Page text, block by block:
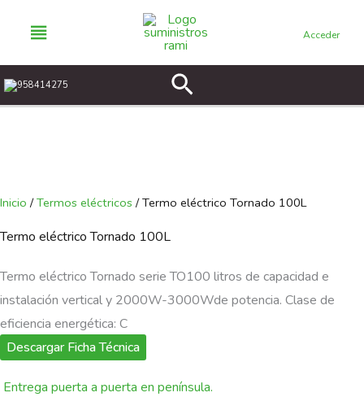
Acceder
958414275 Buscar
Inicio /Termos eléctricos / Termo eléctrico Tornado 100L
Termo eléctrico Tornado 100L
Termo eléctrico Tornado serie TO100 litros de capacidad e
instalación vertical y 2000W-3000Wde potencia. Clase de
eficiencia energética: C
Descargar Ficha Técnica
Entrega puerta a puerta en península.